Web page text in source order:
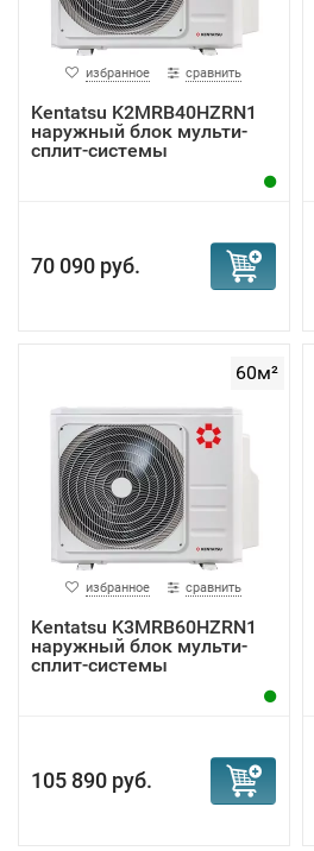
избранное сравнить
Kentatsu K2MRB40HZRN1
наружный блок мульти-
сплит-системы
70 090 руб.
60м²
избранное сравнить
Kentatsu K3MRB60HZRN1
наружный блок мульти-
сплит-системы
105 890 руб.